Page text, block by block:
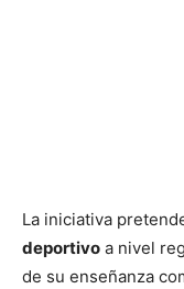
La iniciativa
deportivo a nivel
de su enseñanza